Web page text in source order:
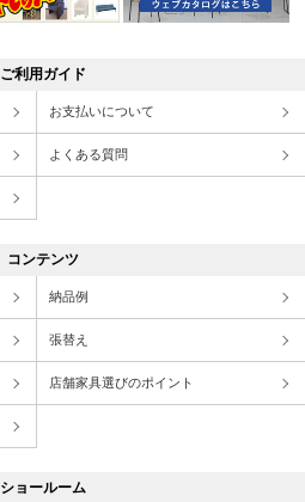
ご利用ガイド
お支払いについて
よくある質問
コンテンツ
納品例
張替え
店舗家具選びのポイント
ショールーム